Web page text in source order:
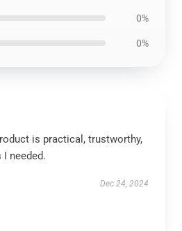
0%
0%
is practical, trustworthy,
needed.
Dec 24, 2024